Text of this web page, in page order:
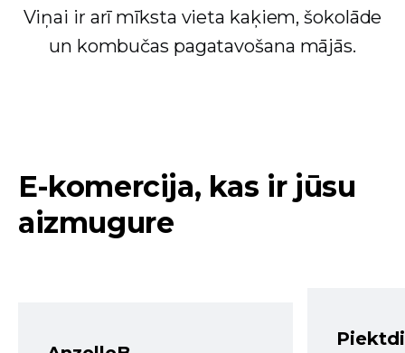
Viņai ir arī mīksta vieta kaķiem, šokolāde
un kombučas pagatavošana mājās.
E-komercija, kas ir jūsu
aizmugure